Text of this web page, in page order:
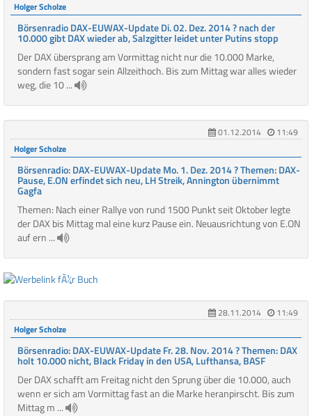
Holger Scholze
Börsenradio DAX-EUWAX-Update Di. 02. Dez. 2014 ? nach der
10.000 gibt DAX wieder ab, Salzgitter leidet unter Putins stopp
Der DAX übersprang am Vormittag nicht nur die 10.000 Marke,
sondern fast sogar sein Allzeithoch. Bis zum Mittag war alles wieder
weg, die 10 ...
01.12.2014
11:49
Holger Scholze
Börsenradio: DAX-EUWAX-Update Mo. 1. Dez. 2014 ? Themen: DAX-
Pause, E.ON erfindet sich neu, LH Streik, Annington übernimmt
Gagfa
Themen: Nach einer Rallye von rund 1500 Punkt seit Oktober legte
der DAX bis Mittag mal eine kurz Pause ein. Neuausrichtung von E.ON
auf ern ...
28.11.2014
11:49
Holger Scholze
Börsenradio: DAX-EUWAX-Update Fr. 28. Nov. 2014 ? Themen: DAX
holt 10.000 nicht, Black Friday in den USA, Lufthansa, BASF
Der DAX schafft am Freitag nicht den Sprung über die 10.000, auch
wenn er sich am Vormittag fast an die Marke heranpirscht. Bis zum
Mittag m ...